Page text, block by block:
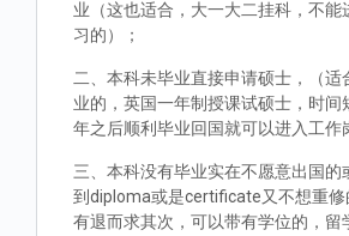
业（这也适合，大一大二挂科，不能
习的）；
二、本科未毕业直接申请硕士，（适
业的，英国一年制授课试硕士，时间
年之后顺利毕业回国就可以进入工作
三、本科没有毕业实在不愿意出国的
到diploma或是certificate又不想重修
有退而求其次，可以带有学位的，留